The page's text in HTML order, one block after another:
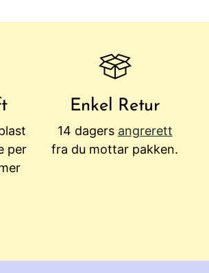
per
Enkel Retur
14 dagers angrerett
fra du mottar pakken.